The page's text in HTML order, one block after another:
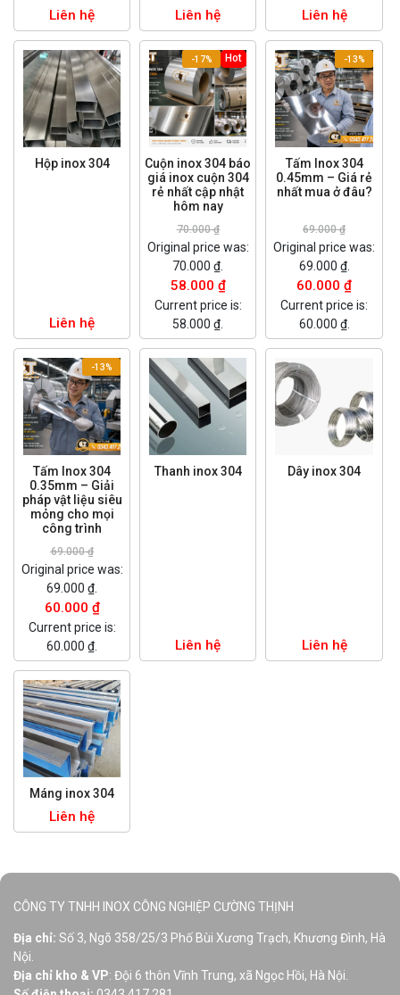
Liên hệ Liên hệ Liên hệ
Hộp inox 304
Liên hệ
-17% Hot
Cuộn inox 304 báo
giá inox cuộn 304
rẻ nhất cập nhật
hôm nay
70.000₫
Original price was:
70.000 ₫.
58.000 ₫
Current price is:
58.000 ₫.
-13%
Tấm Inox 304
0.45mm – Giá rẻ
nhất mua ở đâu?
69.000₫
Original price was:
69.000 ₫.
60.000₫
Current price is:
60.000 ₫.
-13%
Tấm Inox 304
0.35mm – Giải
pháp vật liệu siêu
mỏng cho mọi
công trình
69.000₫
Original price was:
69.000 ₫.
60.000 ₫
Current price is:
60.000 ₫.
Thanh inox 304
Liên hệ
Dây inox 304
Liên hệ
Máng inox 304
Liên hệ
CÔNG TY TNHH INOX CÔNG NGHIỆP CƯỜNG THỊNH
Địa chỉ: Số 3, Ngõ 358/25/3 Phố Bùi Xương Trạch, Khương Đình, Hà
Nội.
Địa chỉ kho & VP: Đội 6 thôn Vĩnh Trung, xã Ngọc Hồi, Hà Nội.